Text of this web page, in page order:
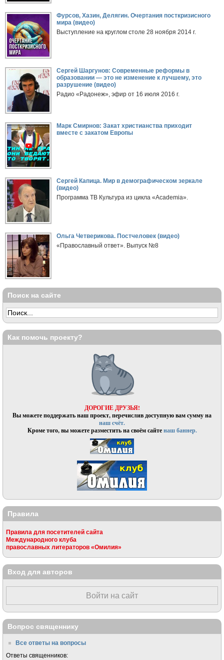
Фурсов, Хазин, Делягин. Очертания посткризисного
мира (видео)
Выступление на круглом столе 28 ноября 2014 г.
Сергей Шаргунов: Современные реформы в
образовании — это не изменение к лучшему, это
разрушение (видео)
Радио «Радонеж», эфир от 16 июля 2016 г.
Марк Смирнов: Закат христианства приходит
вместе с закатом Европы
Сергей Капица. Мир в демографическом зеркале
(видео)
Программа ТВ Культура из цикла «Academia».
Ольга Четверикова. Постчеловек (видео)
«Православный ответ». Выпуск №8
Поиск на сайте
Как помочь проекту?
ДОРОГИЕ ДРУЗЬЯ!
Вы можете поддержать наш проект, перечислив доступную вам сумму на
наш счёт.
Кроме того, вы можете разместить на своём сайтенаш баннер.
Правила
Правила для посетителей сайта
Международного клуба
православных литераторов «Омилия»
Вход для авторов
Войти на сайт
Вопрос священнику
Все ответы на вопросы
Ответы священников: